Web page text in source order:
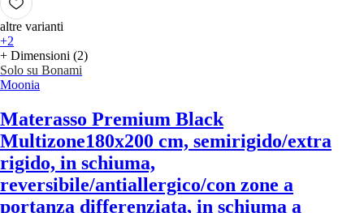
altre varianti
+2
+ Dimensioni (2)
Solo su Bonami
Moonia
Materasso Premium Black
Multizone180x200 cm, semirigido/extra
rigido, in schiuma,
reversibile/antiallergico/con zone a
portanza differenziata, in schiuma a